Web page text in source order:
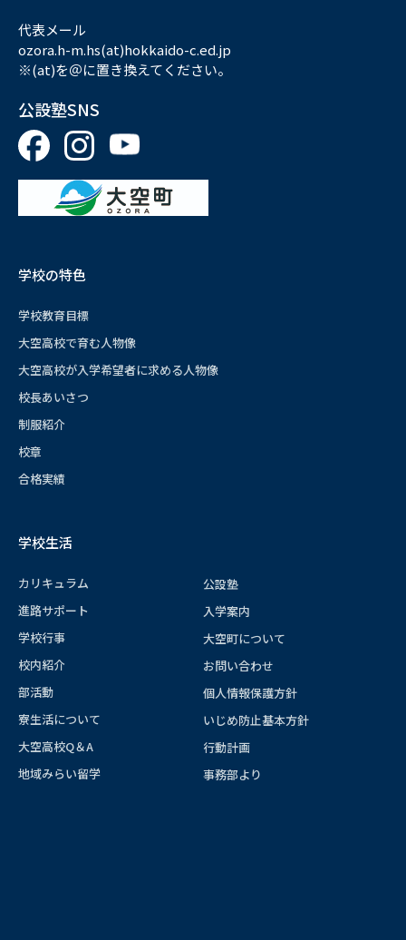
代表メール
ozora.h-m.hs(at)hokkaido-c.ed.jp
※(at)を＠に置き換えてください。
公設塾SNS
学校の特色
学校教育目標
大空高校で育む人物像
大空高校が入学希望者に求める人物像
校長あいさつ
制服紹介
校章
合格実績
学校生活
カリキュラム
進路サポート
学校行事
校内紹介
部活動
寮生活について
大空高校Q＆A
地域みらい留学
公設塾
入学案内
大空町について
お問い合わせ
個人情報保護方針
いじめ防止基本方針
行動計画
事務部より